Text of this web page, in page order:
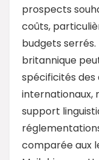
prospects
coûts,
budgets
britannique
spécificités
internationaux,
support
comparée aux